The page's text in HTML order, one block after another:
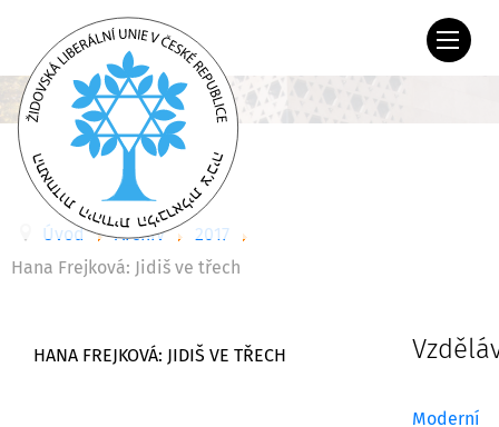
Úvod Archiv
2017
Hana Frejková: Jidiš ve třech
HANA FREJKOVÁ: JIDIŠ VE TŘECH
Moderní